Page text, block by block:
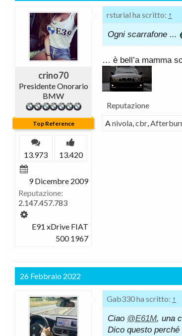
crino70
Presidente Onorario
BMW
Top Reference
13.973 13.420
9 Dicembre 2009
Reputazione:
2.147.457.783
E91 xDrive FIAT
500 1967
rsturial ha scritto: ↑
Ogni scarrafone ...
… è bell’a mamma
Reputazione
Anivola,cbr,
26 Febbraio 2022
Gab330 ha scritto: ↑
Ciao @E61M, una
Dico questo